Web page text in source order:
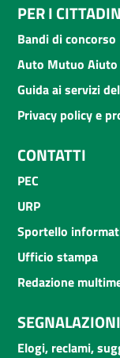
PER I
Bandi di concorso
Auto Mutuo Aiuto
Guida ai servizi
Privacy policy e
CONTATTI
PEC
URP
Sportello
Ufficio stampa
Redazione
SEGNALAZIONI
Elogi, reclami,